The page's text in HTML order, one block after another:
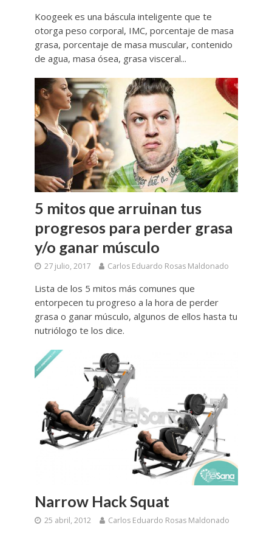
Koogeek es una báscula inteligente que te
otorga peso corporal, IMC, porcentaje de masa
grasa, porcentaje de masa muscular, contenido
de agua, masa ósea, grasa visceral...
5 mitos que arruinan tus
progresos para perder grasa
y/o ganar músculo
27 julio, 2017 Carlos Eduardo Rosas Maldonado
Lista de los 5 mitos más comunes que
entorpecen tu progreso a la hora de perder
grasa o ganar músculo, algunos de ellos hasta tu
nutriólogo te los dice.
Narrow Hack Squat
25 abril, 2012 Carlos Eduardo Rosas Maldonado